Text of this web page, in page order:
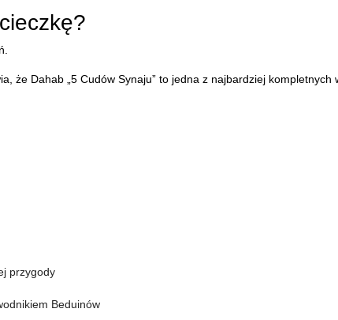
że Dahab „5 Cudów Synaju” to jedna z najbardziej kompletnych
przygody
Beduinów